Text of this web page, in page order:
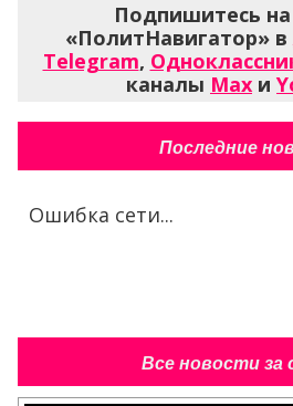
Подпишитесь
«ПолитНавигатор» в
Telegram,
каналы Max и
Последние
Ошибка сети...
Все новости за